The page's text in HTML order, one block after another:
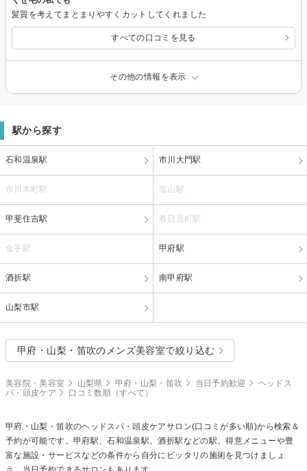
髪質を考えてまとまりやすくカットしてくれました
すべての口コミを見る
その他の情報を表示
駅から探す
石和温泉駅 市川大門駅
市川本町駅 塩山駅
甲斐住吉駅 春日居町駅
金手駅 甲府駅
酒折駅 南甲府駅
山梨市駅
甲府・山梨・笛吹のメンズ美容室で絞り込む
美容院・美容室 山梨県 甲府・山梨・笛吹 当日予約歓迎
ヘッドス
パ・頭皮ケア
口コミ数順（すべて）
甲府・山梨・笛吹のヘッドスパ・頭皮ケアサロン(口コミが多い順)から検索＆
予約が可能です。甲府駅、石和温泉駅、酒折駅などの駅、得意メニューや豊
富な施設・サービスなどの条件から自分にピッタリの施術を見つけましょ